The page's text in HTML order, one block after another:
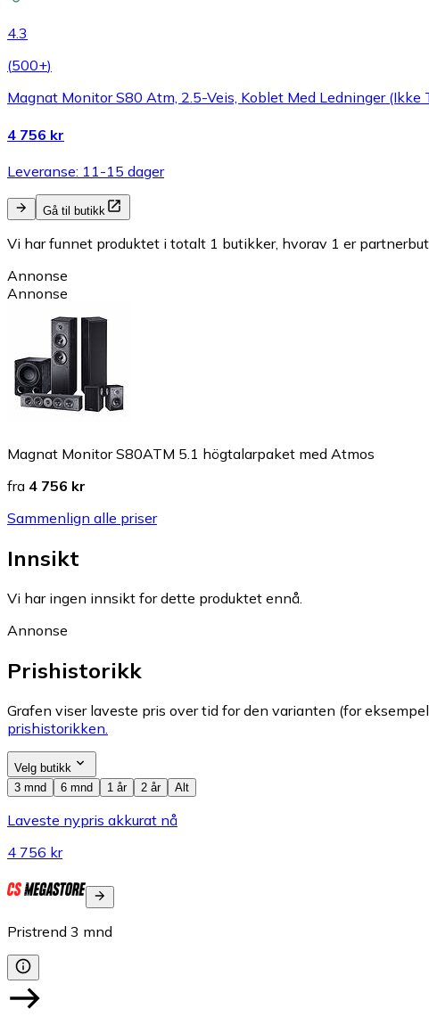
4.3
(500+)
Magnat Monitor S80 Atm, 2.5-Veis, Koblet Med Ledninger
4 756 kr
Leveranse: 11-15 dager
Gå til butikk
Vi har funnet produktet i totalt 1 butikker, hvorav 1 er
Annonse
Annonse
Magnat Monitor S80ATM 5.1 högtalarpaket med Atmos
fra 4 756 kr
Sammenlign alle priser
Innsikt
Vi har ingen innsikt for dette produktet ennå.
Annonse
Prishistorikk
Grafen viser laveste pris over tid for den varianten (for
prishistorikken.
Velg butikk
3 mnd
6 mnd 1 år 2 år Alt
Laveste nypris akkurat nå
4 756 kr
Pristrend 3 mnd